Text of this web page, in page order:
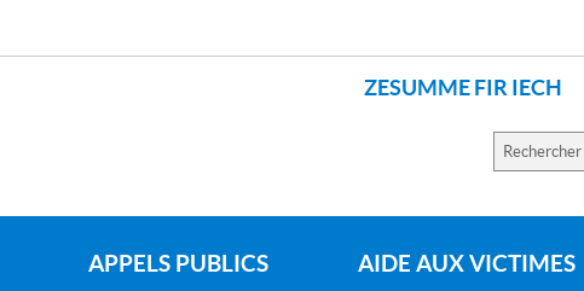
ZESUMME FIR IECH
APPELS PUBLICS AIDE AUX VICTIMES
sur
site